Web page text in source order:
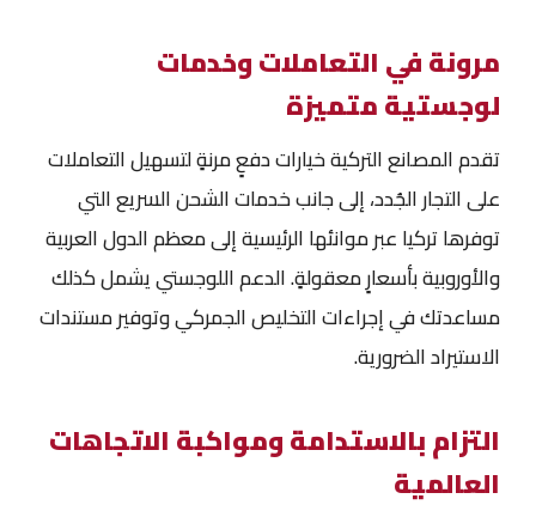
مرونة في التعاملات وخدمات
لوجستية متميزة
تقدم المصانع التركية خيارات دفعٍ مرنةٍ لتسهيل التعاملات
على التجار الجُدد، إلى جانب خدمات الشحن السريع التي
توفرها تركيا عبر موانئها الرئيسية إلى معظم الدول العربية
والأوروبية بأسعارٍ معقولةٍ. الدعم اللوجستي يشمل كذلك
مساعدتك في إجراءات التخليص الجمركي وتوفير مستندات
الاستيراد الضرورية.
التزام بالاستدامة ومواكبة الاتجاهات
العالمية